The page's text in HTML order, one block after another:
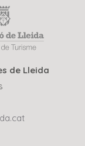
de Lleida